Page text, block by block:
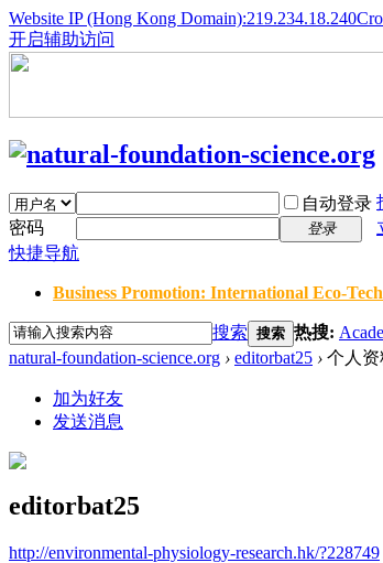
Website IP (Hong Kong Domain):219.234.18.240
开启辅助访问
自动登录
密码
登录
快捷导航
Business Promotion: International Eco-
搜索 搜索 热搜:
natural-foundation-science.org › editorbat25 › 个人资
加为好友
发送消息
editorbat25
http://environmental-physiology-research.hk/?228749